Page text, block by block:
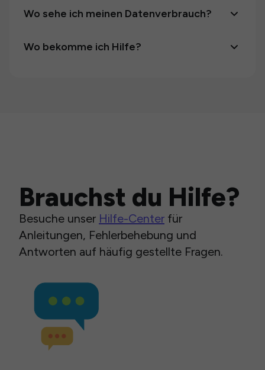
Wo sehe ich meinen Datenverbrauch?
Wo bekomme ich Hilfe?
Brauchst du Hilfe?
Besuche unser Hilfe-Center für
Anleitungen, Fehlerbehebung und
Antworten auf häufig gestellte Fragen.